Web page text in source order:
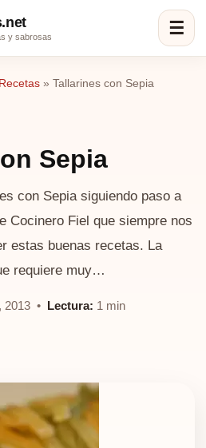
y sabrosas ☰
» Tallarines con Sepia
Sepia
con Sepia siguiendo paso a
Cocinero Fiel que siempre nos
estas buenas recetas. La
requiere muy…
2013 • Lectura: 1 min